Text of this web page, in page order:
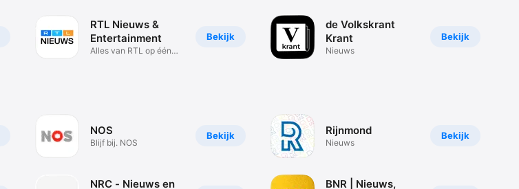
Bekijk
RTL Nieuws &
Entertainment
Alles van RTL op één
Bekijk
de Volkskrant
Krant
Nieuws
Bekijk
NOS
Blijf bij. NOS
NRC - Nieuws en
Bekijk
Rijnmond
Nieuws
BNR | Nieuws,